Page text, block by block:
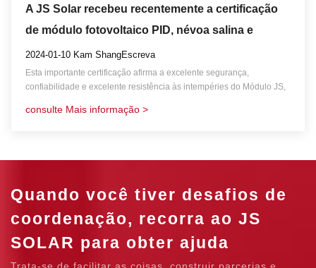
A JS Solar recebeu recentemente a certificação
de módulo fotovoltaico PID, névoa salina e
corrosão por amônia da TÜV SUD
2024-01-10 Kam ShangEscreva
Esta importante certificação afirma a excelente segurança,
confiabilidade e excelente resistência às intempéries do Módulo JS,
altitudes e áreas offshore.
consulte Mais informação >
Quando você tiver desafios de
coordenação, recorra ao JS
SOLAR para obter ajuda